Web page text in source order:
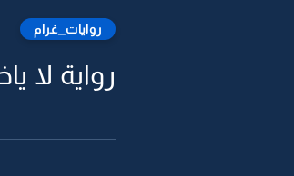
روايات_غرام
رواية لا